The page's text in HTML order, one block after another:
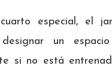
especial, el
designar un
si no está